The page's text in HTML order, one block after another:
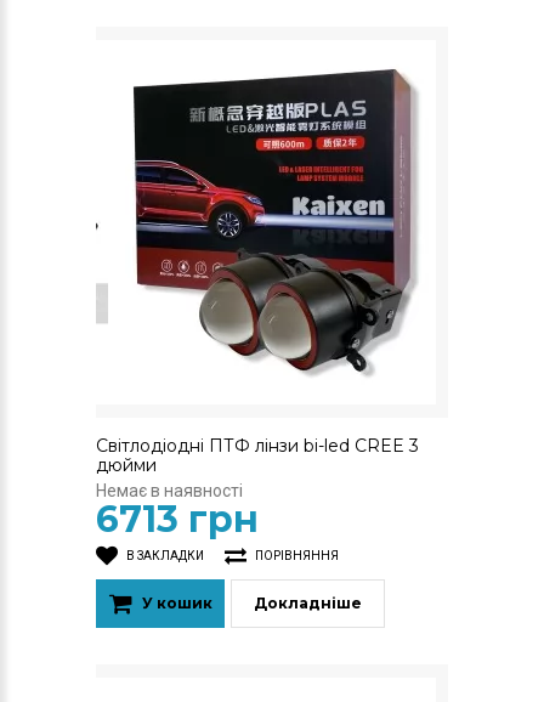
Світлодіодні ПТФ лінзи bi-led CREE 3
дюйми
Немає в наявності
6713 грн
В ЗАКЛАДКИ ПОРІВНЯННЯ
У кошик Докладніше